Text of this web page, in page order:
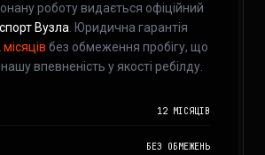
роботу видається офіційний
Вузла. Юридична гарантія
місяців без обмеження пробігу, що
впевненість у якості ребілду.
12 МІСЯЦІВ
БЕЗ ОБМЕЖЕНЬ